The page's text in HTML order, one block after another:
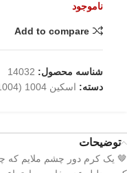
ناموجود
Add to compare
شناسه محصول: 14032
دسته: اسکین 1004 (Skin1004)
توضیحات
🤎 یک کرم دور چشم ملایم که